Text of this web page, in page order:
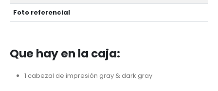
Foto referencial
Que hay en la caja:
1 cabezal de impresión gray & dark gray